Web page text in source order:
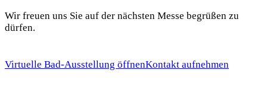
Wir freuen uns Sie auf der nächsten Messe begrüßen zu
dürfen.
Virtuelle Bad-Ausstellung öffnenKontakt aufnehmen